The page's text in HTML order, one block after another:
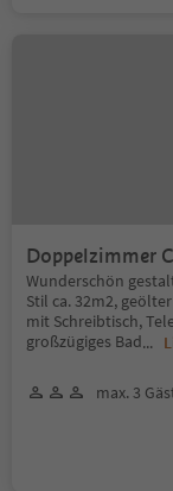
Doppelzimmer
Wunderschön
Stil ca. 32m2,
mit Schreibtisch,
großzügiges Bad...
max. 3